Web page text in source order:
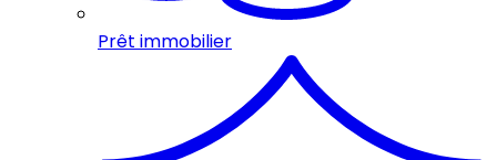
Prêt immobilier